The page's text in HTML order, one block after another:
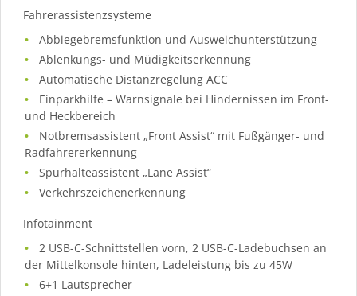
Fahrerassistenzsysteme
Abbiegebremsfunktion und Ausweichunterstützung
Ablenkungs- und Müdigkeitserkennung
Automatische Distanzregelung ACC
Einparkhilfe – Warnsignale bei Hindernissen im Front-
und Heckbereich
Notbremsassistent „Front Assist“ mit Fußgänger- und
Radfahrererkennung
Spurhalteassistent „Lane Assist“
Verkehrszeichenerkennung
Infotainment
2 USB-C-Schnittstellen vorn, 2 USB-C-Ladebuchsen an
der Mittelkonsole hinten, Ladeleistung bis zu 45W
6+1 Lautsprecher